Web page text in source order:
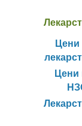
Цени
Цени